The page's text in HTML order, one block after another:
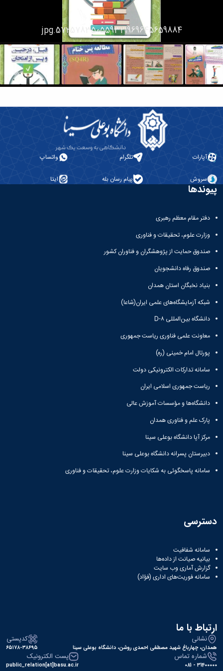
572578350559321969645659884.jpg
آپارات تلگرام واتساپ
سروش پیام رسان بله ایتا
پیوندها
دفتر مقام معظم رهبری
وزارت علوم، تحقیقات و فناوری
صندوق حمایت از پژوهشگران و فناوران کشور
صندوق رفاه دانشجویان
بنیاد نخبگان استان همدان
شبکه آزمایشگاه‌های علمی ایران(شاعا)
دانشگاه بین‌المللی D-۸
معاونت علمی فناوری ریاست جمهوری
پورتال امام خمینی (ره)
سامانه تدارکات الکترونیکی دولت
ریاست جمهوری اسلامی ایران
دانشگاه‌ها و مؤسسات آموزش عالی
پارک علم و فناوری همدان
مرکز آپا دانشگاه بوعلی سینا
دبیرستان پسرانه دانشگاه بوعلی سینا
سامانه پاسخگوئی به شکایات وزارت علوم، تحقیقات و فناوری
دسترسی
سامانه شفافیت
بیانیه صیانت از داده‌ها
گزارش آماری وب‌ سایت
سامانه فوریت‌های اداری (فؤاد)
ارتباط با ما
نشانی
همدان، چهارباغ شهید مصطفی احمدی روشن، دانشگاه بوعلی سینا
کدپستی
۶۵۱۷۸-۳۸۶۹۵
شماره تماس
31400000 - 081
پست الکترونیک
public_relation[at]basu.ac.ir